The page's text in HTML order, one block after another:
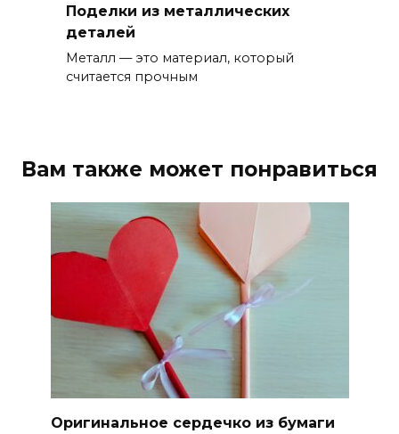
Поделки из металлических
деталей
Металл — это материал, который
считается прочным
Вам также может понравиться
Оригинальное сердечко из бумаги